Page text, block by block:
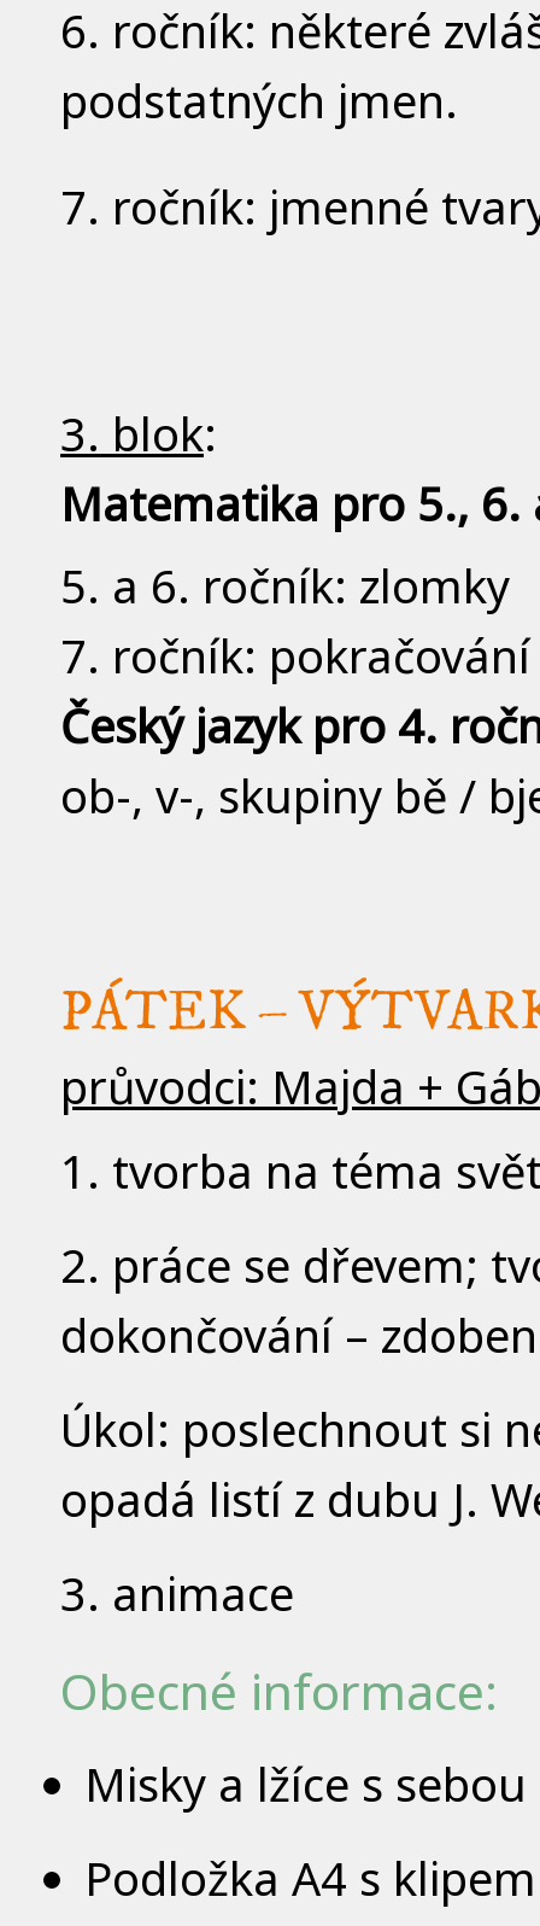
6. ročník: některé
podstatných jmen.
7. ročník: jmenné
3. blok:
Matematika pro 5., 6.
5. a 6. ročník: zlomky
7. ročník:
Český jazyk pro 4.
ob-, v-, skupiny bě /
PÁTEK –
průvodci: Majda +
1. tvorba na téma
2. práce se dřevem;
dokončování –
Úkol: poslechnout si
opadá listí z dubu J.
3. ⁠animace
Obecné informace:
Misky a lžíce s sebou
Podložka A4 s